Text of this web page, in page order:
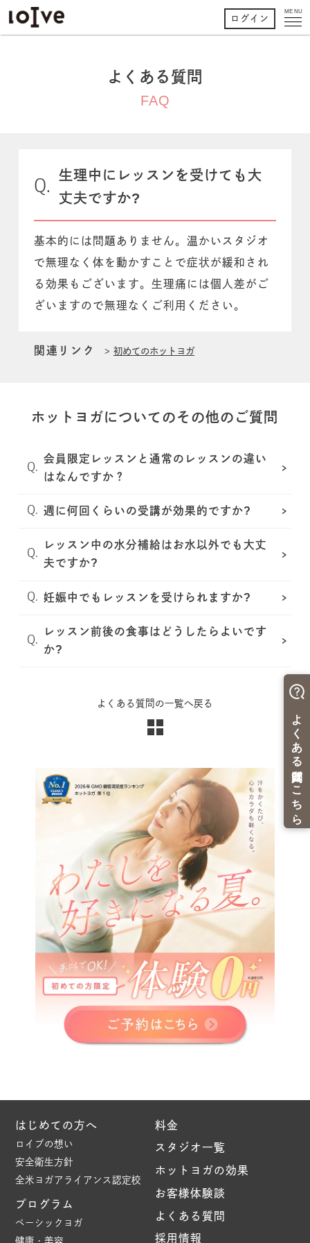
MENU
ログイン
よくある質問
FAQ
生理中にレッスンを受けても大
丈夫ですか?
基本的には問題ありません。温かいスタジオ
で無理なく体を動かすことで症状が緩和され
る効果もございます。生理痛には個人差がご
ざいますので無理なくご利用ください。
関連リンク 初めてのホットヨガ
ホットヨガについてのその他のご質問
会員限定レッスンと通常のレッスンの違い
はなんですか？
週に何回くらいの受講が効果的ですか?
レッスン中の水分補給はお水以外でも大丈
夫ですか?
妊娠中でもレッスンを受けられますか?
レッスン前後の食事はどうしたらよいです
か?
よくある質問の一覧へ戻る
はじめての方へ
ロイブの想い
安全衛生方針
全米ヨガアライアンス認定校
プログラム
ベーシックヨガ
料金
スタジオ一覧
ホットヨガの効果
お客様体験談
よくある質問
採用情報